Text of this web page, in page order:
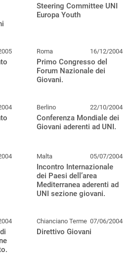
Steering Committee UNI
Europa Youth
Roma 16/12/2004
Primo Congresso del
Forum Nazionale dei
Giovani.
Berlino 22/10/2004
Conferenza Mondiale dei
Giovani aderenti ad UNI.
Malta 05/07/2004
Incontro Internazionale
dei Paesi dell’area
Mediterranea aderenti ad
UNI sezione giovani.
Chianciano Terme 07/06/2004
Direttivo Giovani